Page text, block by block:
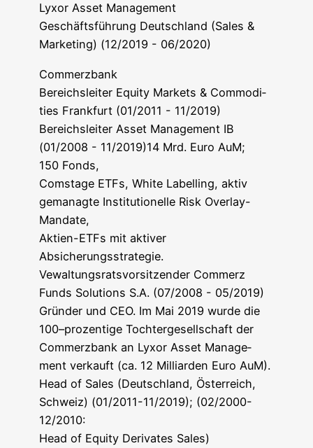
Lyx­or Asset Management
Geschäfts­füh­rung Deutsch­land (Sales &
Mar­ke­ting) (12/2019 - 06/2020)
Com­merz­bank
Bereichs­lei­ter Equi­ty Mar­kets & Com­mo­di­
ties Frank­furt (01/2011 - 11/2019)
Bereichs­lei­ter Asset Manage­ment IB
(01/2008 - 11/2019)14 Mrd. Euro AuM;
150 Fonds,
Coms­ta­ge ETFs, White Label­ling, aktiv
gema­nag­te Insti­tu­tio­nel­le Risk Overlay-
Mandate,
Akti­en-ETFs mit akti­ver
Absicherungsstrategie.
Vewal­tungs­rats­vor­sit­zen­der Com­merz
Funds Solu­ti­ons S.A. (07/2008 - 05/2019)
Grün­der und CEO. Im Mai 2019 wur­de die
100–prozentige Toch­ter­ge­sell­schaft der
Com­merz­bank an Lyx­or Asset Manage­
ment ver­kauft (ca. 12 Mil­li­ar­den Euro AuM).
Head of Sales (Deutsch­land, Öster­reich,
Schweiz) (01/2011-11/2019); (02/2000-
12/2010:
Head of Equi­ty Deri­va­tes Sales)